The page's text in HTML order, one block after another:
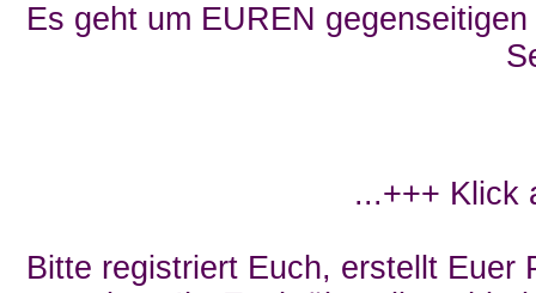
Es geht um EUREN
...+++ Klick
Bitte registriert Euch, erstellt Euer